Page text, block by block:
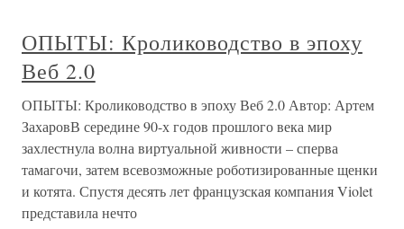
ОПЫТЫ: Кролиководство в эпоху
Веб 2.0
ОПЫТЫ: Кролиководство в эпоху Веб 2.0 Автор: Артем
ЗахаровВ середине 90-х годов прошлого века мир
захлестнула волна виртуальной живности – сперва
тамагочи, затем всевозможные роботизированные щенки
и котята. Спустя десять лет французская компания Violet
представила нечто